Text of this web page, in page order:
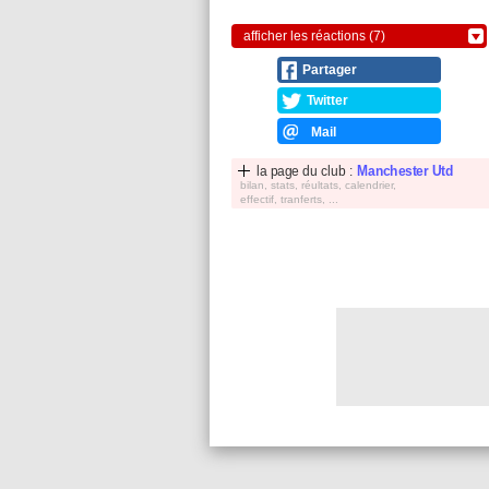
afficher les réactions (7)
Partager
Twitter
Mail
la page du club : Manchester Utd
bilan, stats, réultats, calendrier,
effectif, tranferts, ...